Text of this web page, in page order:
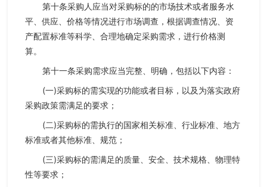
第十条采购人应当对采购标的的市场技术或者服务水
平、供应、价格等情况进行市场调查，根据调查情况、资
产配置标准等科学、合理地确定采购需求，进行价格测
算。
第十一条采购需求应当完整、明确，包括以下内容：
(一)采购标的需实现的功能或者目标，以及为落实政府
采购政策需满足的要求；
(二)采购标的需执行的国家相关标准、行业标准、地方
标准或者其他标准、规范；
(三)采购标的需满足的质量、安全、技术规格、物理特
性等要求；